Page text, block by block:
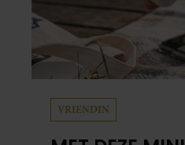
VRIENDIN